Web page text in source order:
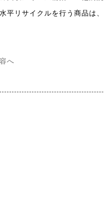
平リサイクルを行う商品は
へ